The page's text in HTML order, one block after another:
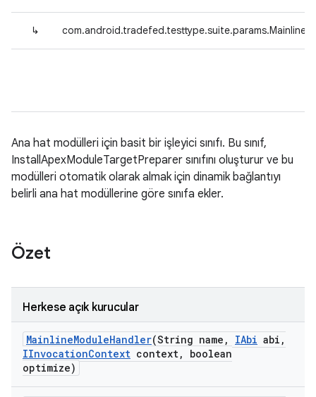
↳
Ana hat modülleri için basit bir işleyici sınıfı. Bu sınıf,
InstallApexModuleTargetPreparer sınıfını oluşturur ve bu
modülleri otomatik olarak almak için dinamik bağlantıyı
belirli ana hat modüllerine göre sınıfa ekler.
Özet
Herkese açık kurucular
MainlineModuleHandler(String name , IAbi abi ,
IInvocationContext context,
boolean
optimize)